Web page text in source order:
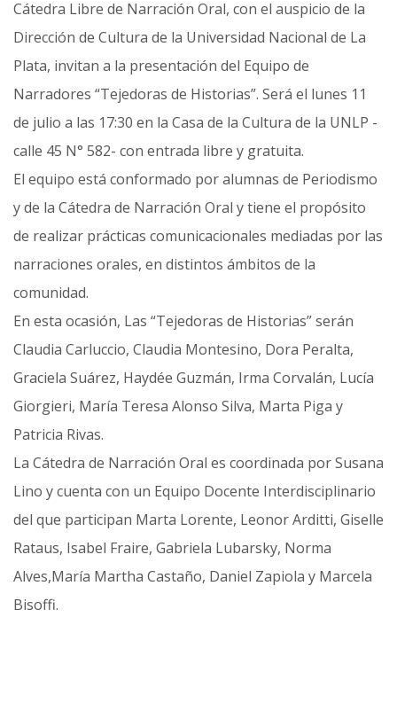
Cátedra Libre de Narración Oral, con el auspicio de la
Dirección de Cultura de la Universidad Nacional de La
Plata, invitan a la presentación del Equipo de
Narradores “Tejedoras de Historias”. Será el lunes 11
de julio a las 17:30 en la Casa de la Cultura de la UNLP -
calle 45 N° 582- con entrada libre y gratuita.
El equipo está conformado por alumnas de Periodismo
y de la Cátedra de Narración Oral y tiene el propósito
de realizar prácticas comunicacionales mediadas por las
narraciones orales, en distintos ámbitos de la
comunidad.
En esta ocasión, Las “Tejedoras de Historias” serán
Claudia Carluccio, Claudia Montesino, Dora Peralta,
Graciela Suárez, Haydée Guzmán, Irma Corvalán, Lucía
Giorgieri, María Teresa Alonso Silva, Marta Piga y
Patricia Rivas.
La Cátedra de Narración Oral es coordinada por Susana
Lino y cuenta con un Equipo Docente Interdisciplinario
del que participan Marta Lorente, Leonor Arditti, Giselle
Rataus, Isabel Fraire, Gabriela Lubarsky, Norma
Alves,María Martha Castaño, Daniel Zapiola y Marcela
Bisoffi.